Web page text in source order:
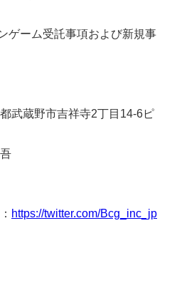
ゲーム受託事項および新規事
武蔵野市吉祥寺2丁目14-6ピ
https://twitter.com/Bcg_inc_jp